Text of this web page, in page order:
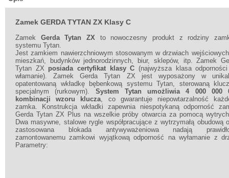
Zamek GERDA TYTAN ZX Klasy C
Zamek Gerda Tytan ZX to nowoczesny produkt z rodziny
systemu Tytan.
Jest zamkiem nawierzchniowym stosowanym w drzwiach
mieszkań, budynków jednorodzinnych, biur, sklepów, itp. Zamek
Tytan ZX posiada certyfikat klasy C (najwyższa klasa
włamanie). Zamek Gerda Tytan ZX jest wyposażony w
opatentowaną wkładkę bębenkową systemu Tytan, sterowaną
specjalnym (rurkowym). System Tytan umożliwia 4 000 000
kombinacji wzoru klucza , co gwarantuje niepowtarzalność
zamka. Konstrukcja wkładki zapewnia niespotykaną odporność
Gerda Tytan ZX Plus na wszelkie próby otwarcia za pomocą
Dwa masywne, stalowe rygle współpracujące z wytrzymałą obudową
zastosowana blokada antywyważeniowa nadają
zamontowanemu zamkowi wyjątkową odporność na wyłamanie z
Parametry: